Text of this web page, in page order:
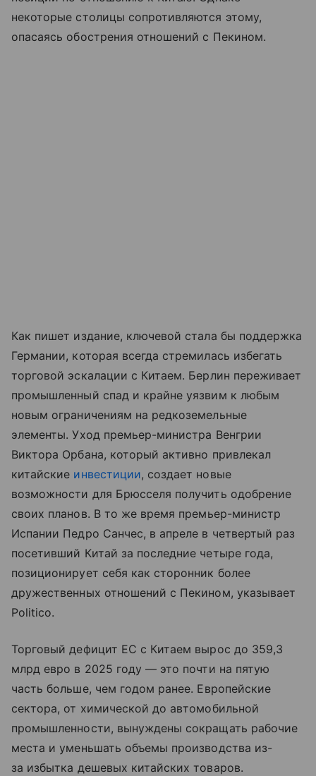
некоторые столицы сопротивляются этому,
опасаясь обострения отношений с Пекином.
Как пишет издание, ключевой стала бы поддержка
Германии, которая всегда стремилась избегать
торговой эскалации с Китаем. Берлин переживает
промышленный спад и крайне уязвим к любым
новым ограничениям на редкоземельные
элементы. Уход премьер-министра Венгрии
Виктора Орбана, который активно привлекал
китайские инвестиции, создает новые
возможности для Брюсселя получить одобрение
своих планов. В то же время премьер-министр
Испании Педро Санчес, в апреле в четвертый раз
посетивший Китай за последние четыре года,
позиционирует себя как сторонник более
дружественных отношений с Пекином, указывает
Politico.
Торговый дефицит ЕС с Китаем вырос до 359,3
млрд евро в 2025 году — это почти на пятую
часть больше, чем годом ранее. Европейские
сектора, от химической до автомобильной
промышленности, вынуждены сокращать рабочие
места и уменьшать объемы производства из-
за избытка дешевых китайских товаров.